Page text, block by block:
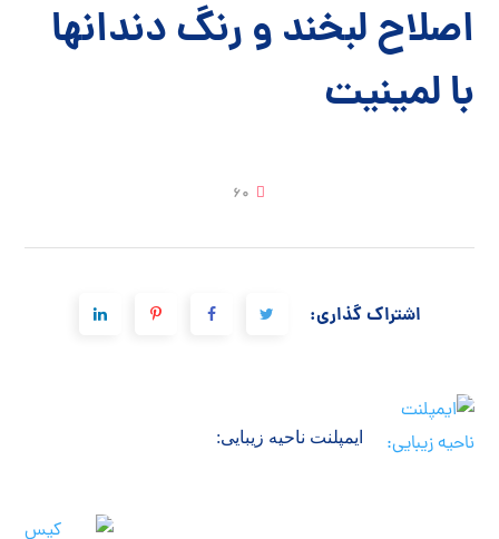
اصلاح لبخند و رنگ دندانها
با لمینیت
60
اشتراک گذاری:
ایمپلنت ناحیه زیبایی: